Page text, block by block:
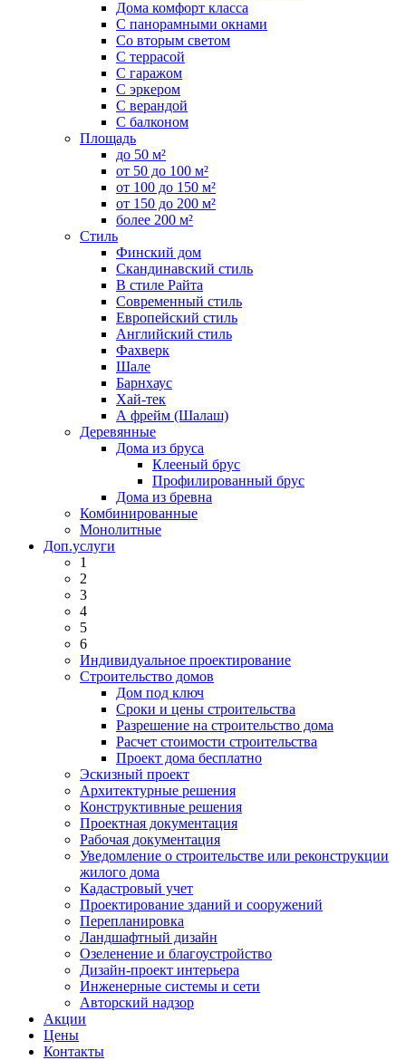
Дома комфорт класса
С панорамными окнами
Со вторым светом
С террасой
С гаражом
С эркером
С верандой
С балконом
Площадь
до 50 м²
от 50 до 100 м²
от 100 до 150 м²
от 150 до 200 м²
более 200 м²
Стиль
Финский дом
Скандинавский стиль
В стиле Райта
Современный стиль
Европейский стиль
Английский стиль
Фахверк
Шале
Барнхаус
Хай-тек
А фрейм (Шалаш)
Деревянные
Дома из бруса
Клееный брус
Профилированный брус
Дома из бревна
Комбинированные
Монолитные
Доп.услуги
1
2
3
4
5
6
Индивидуальное проектирование
Строительство домов
Дом под ключ
Сроки и цены строительства
Разрешение на строительство дома
Расчет стоимости строительства
Проект дома бесплатно
Эскизный проект
Архитектурные решения
Конструктивные решения
Проектная документация
Рабочая документация
Уведомление о строительстве или реконструкции
жилого дома
Кадастровый учет
Проектирование зданий и сооружений
Перепланировка
Ландшафтный дизайн
Озеленение и благоустройство
Дизайн-проект интерьера
Инженерные системы и сети
Авторский надзор
Акции
Цены
Контакты